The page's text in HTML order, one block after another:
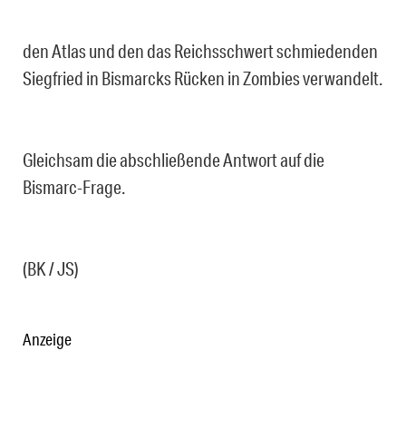
den Atlas und den das Reichsschwert schmiedenden
Siegfried in Bismarcks Rücken in Zombies verwandelt.
Gleichsam die abschließende Antwort auf die
Bismarc-Frage.
(BK / JS)
Anzeige